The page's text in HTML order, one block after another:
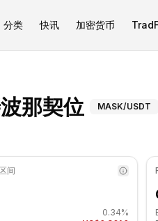
分类 快讯 加密货币
那契位 Mask
MASK/USDT
间
0.34%